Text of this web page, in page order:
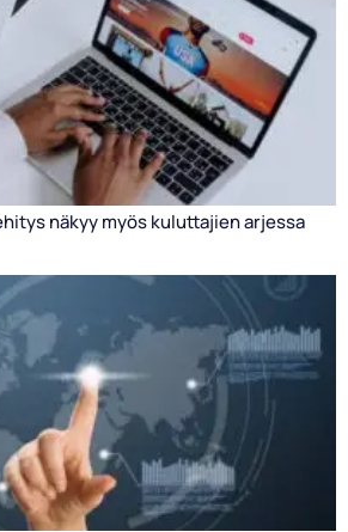
näkyy myös kuluttajien arjessa